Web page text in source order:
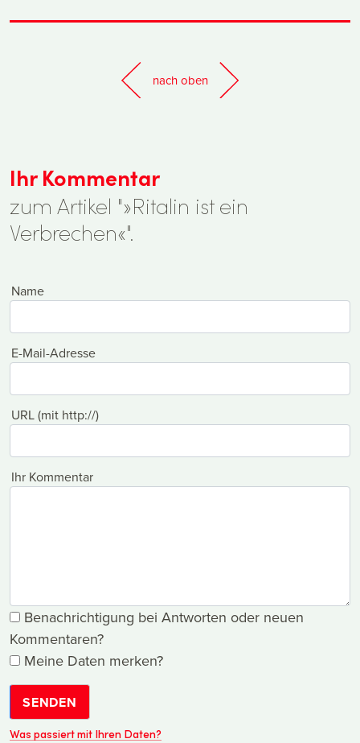
nach oben
Ihr Kommentar
zum Artikel "»Ritalin ist ein
Verbrechen«".
Name
E-Mail-Adresse
URL (mit http://)
Ihr Kommentar
Benachrichtigung bei Antworten oder neuen
Kommentaren?
Meine Daten merken?
SENDEN
Was passiert mit Ihren Daten?